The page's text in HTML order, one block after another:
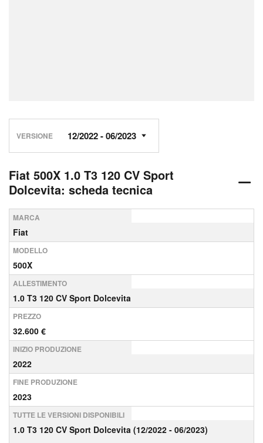
VERSIONE
Fiat 500X 1.0 T3 120 CV Sport
Dolcevita: scheda tecnica
MARCA
Fiat
MODELLO
500X
ALLESTIMENTO
1.0 T3 120 CV Sport Dolcevita
PREZZO
32.600 €
INIZIO PRODUZIONE
2022
FINE PRODUZIONE
2023
TUTTE LE VERSIONI DISPONIBILI
1.0 T3 120 CV Sport Dolcevita (12/2022 - 06/2023)